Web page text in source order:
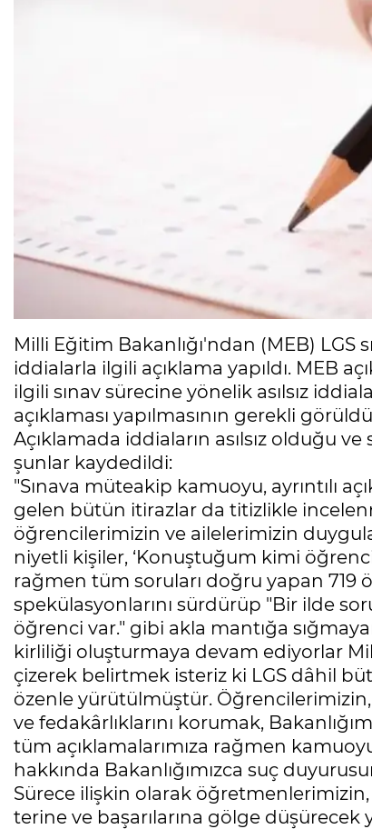
Milli Eğitim Bakanlığı'ndan (MEB) LGS
iddialarla ilgili açıklama yapıldı. MEB
ilgili sınav sürecine yönelik asılsız
açıklaması yapılmasının gerekli
Açıklamada iddiaların asılsız olduğu
şunlar kaydedildi:
"Sınava müteakip kamuoyu, ayrıntılı
gelen bütün itirazlar da titizlikle
öğrencilerimizin ve ailelerimizin
niyetli kişiler, ‘Konuştuğum kimi
rağmen tüm soruları doğru yapan 719
spekülasyonlarını sürdürüp "Bir ilde
öğrenci var." gibi akla mantığa
kirliliği oluşturmaya devam ediyorlar
çizerek belirtmek isteriz ki LGS dâhil
özenle yürütülmüştür.
ve fedakârlıklarını korumak,
tüm açıklamalarımıza rağmen
hakkında Bakanlığımızca suç
Sürece ilişkin olarak öğretmenlerimizin,
terine ve başarılarına gölge